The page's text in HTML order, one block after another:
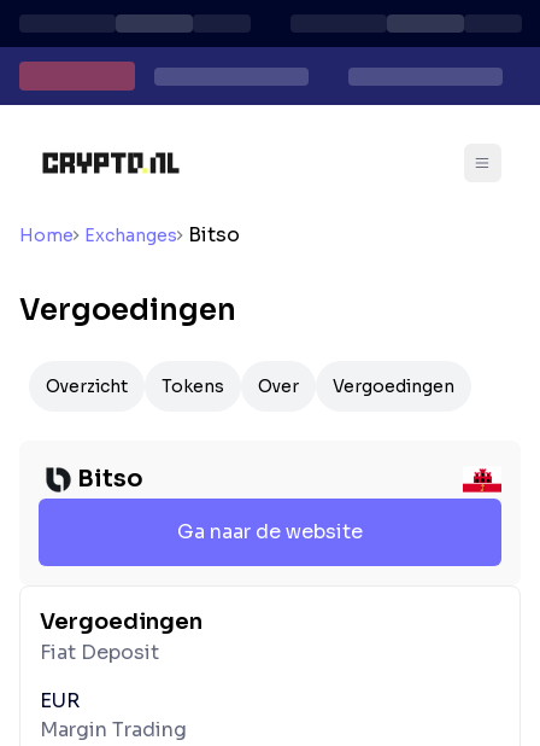
Home Exchanges Bitso
Vergoedingen
Overzicht Tokens Over Vergoedingen
Bitso
Ga naar de website
Vergoedingen
Fiat Deposit
EUR
Margin Trading